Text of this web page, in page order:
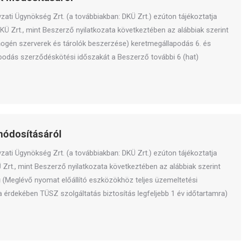
Ügynökség Zrt. (a továbbiakban: DKÜ Zrt.) ezúton tájékoztatja
Zrt., mint Beszerző nyilatkozata következtében az alábbiak szerint
szerverek és tárolók beszerzése) keretmegállapodás 6. és
szerződéskötési időszakát a Beszerző további 6 (hat)
Ügynökség Zrt. (a továbbiakban: DKÜ Zrt.) ezúton tájékoztatja
Zrt., mint Beszerző nyilatkozata következtében az alábbiak szerint
nyomat előállító eszközökhöz teljes üzemeltetési
TÜSZ szolgáltatás biztosítás legfeljebb 1 év időtartamra)